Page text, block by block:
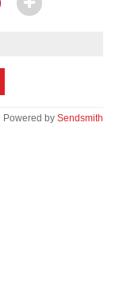
Powered by Sendsmith